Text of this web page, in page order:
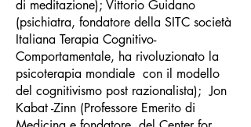
di meditazione); Vittorio Guidano
(psichiatra, fondatore della SITC società
Italiana Terapia Cognitivo-
Comportamentale, ha rivoluzionato la
psicoterapia mondiale con il modello
del cognitivismo post razionalista); Jon
Kabat -Zinn (Professore Emerito di